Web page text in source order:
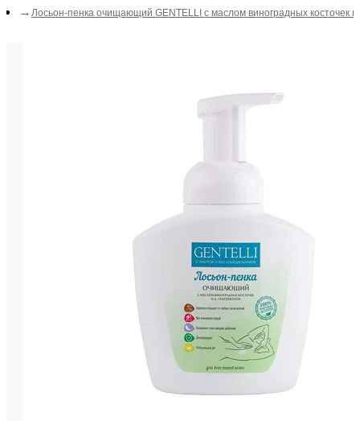
Лосьон-пенка очищающий GENTELLI с маслом виноградных косточек